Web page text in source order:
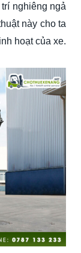
nghiêng ngả
này cho ta
hoạt của xe.